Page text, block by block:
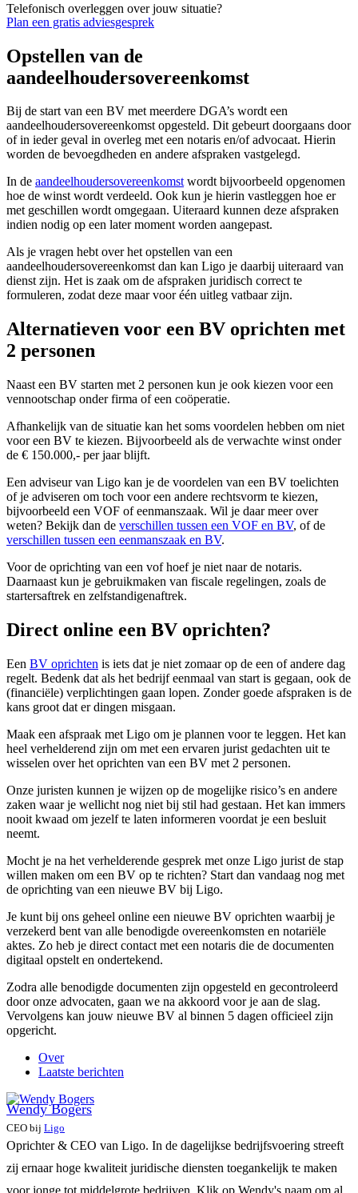
Telefonisch overleggen over jouw situatie?
Plan een gratis adviesgesprek
Opstellen van de
aandeelhoudersovereenkomst
Bij de start van een BV met meerdere DGA’s wordt een
aandeelhoudersovereenkomst opgesteld. Dit gebeurt doorgaans door
of in ieder geval in overleg met een notaris en/of advocaat. Hierin
worden de bevoegdheden en andere afspraken vastgelegd.
In de aandeelhoudersovereenkomstwordt bijvoorbeeld opgenomen
hoe de winst wordt verdeeld. Ook kun je hierin vastleggen hoe er
met geschillen wordt omgegaan. Uiteraard kunnen deze afspraken
indien nodig op een later moment worden aangepast.
Als je vragen hebt over het opstellen van een
aandeelhoudersovereenkomst dan kan Ligo je daarbij uiteraard van
dienst zijn. Het is zaak om de afspraken juridisch correct te
formuleren, zodat deze maar voor één uitleg vatbaar zijn.
Alternatieven voor een BV oprichten met
2 personen
Naast een BV starten met 2 personen kun je ook kiezen voor een
vennootschap onder firma of een coöperatie.
Afhankelijk van de situatie kan het soms voordelen hebben om niet
voor een BV te kiezen. Bijvoorbeeld als de verwachte winst onder
de € 150.000,- per jaar blijft.
Een adviseur van Ligo kan je de voordelen van een BV toelichten
of je adviseren om toch voor een andere rechtsvorm te kiezen,
bijvoorbeeld een VOF of eenmanszaak. Wil je daar meer over
weten? Bekijk dan de verschillen tussen een VOF en BV, of de
verschillen tussen een eenmanszaak en BV.
Voor de oprichting van een vof hoef je niet naar de notaris.
Daarnaast kun je gebruikmaken van fiscale regelingen, zoals de
startersaftrek en zelfstandigenaftrek.
Direct online een BV oprichten?
Een BV oprichten is iets dat je niet zomaar op de een of andere dag
regelt. Bedenk dat als het bedrijf eenmaal van start is gegaan, ook de
(financiële) verplichtingen gaan lopen. Zonder goede afspraken is de
kans groot dat er dingen misgaan.
Maak een afspraak met Ligo om je plannen voor te leggen. Het kan
heel verhelderend zijn om met een ervaren jurist gedachten uit te
wisselen over het oprichten van een BV met 2 personen.
Onze juristen kunnen je wijzen op de mogelijke risico’s en andere
zaken waar je wellicht nog niet bij stil had gestaan. Het kan immers
nooit kwaad om jezelf te laten informeren voordat je een besluit
neemt.
Mocht je na het verhelderende gesprek met onze Ligo jurist de stap
willen maken om een BV op te richten? Start dan vandaag nog met
de oprichting van een nieuwe BV bij Ligo.
Je kunt bij ons geheel online een nieuwe BV oprichten waarbij je
verzekerd bent van alle benodigde overeenkomsten en notariële
aktes. Zo heb je direct contact met een notaris die de documenten
digitaal opstelt en ondertekend.
Zodra alle benodigde documenten zijn opgesteld en gecontroleerd
door onze advocaten, gaan we na akkoord voor je aan de slag.
Vervolgens kan jouw nieuwe BV al binnen 5 dagen officieel zijn
opgericht.
Over
Laatste berichten
Wendy Bogers
CEO bij Ligo
Oprichter & CEO van Ligo. In de dagelijkse bedrijfsvoering streeft
zij ernaar hoge kwaliteit juridische diensten toegankelijk te maken
voor jonge tot middelgrote bedrijven. Klik op Wendy's naam om al